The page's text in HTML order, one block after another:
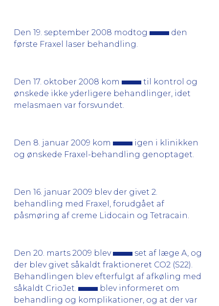
Den 19. september 2008 modtog
den
første Fraxel laser behandling.
Den 17. oktober 2008 kom
til kontrol og
ønskede ikke yderligere behandlinger, idet
melasmaen var forsvundet.
Den 8. januar 2009 kom
igen i klinikken
og ønskede Fraxel-behandling genoptaget.
Den 16. januar 2009 blev der givet 2.
behandling med Fraxel, forudgået af
påsmøring af creme Lidocain og Tetracain.
Den 20. marts 2009 blev
set af læge A, og
der blev givet såkaldt fraktioneret CO2 (S22).
Behandlingen blev efterfulgt af afkøling med
såkaldt CrioJet.
blev informeret om
behandling og komplikationer, og at der var